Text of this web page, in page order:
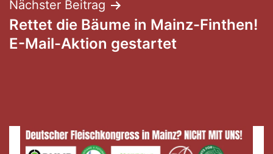
Nächster Beitrag
Rettet die Bäume in Mainz-Finthen!
E-Mail-Aktion gestartet